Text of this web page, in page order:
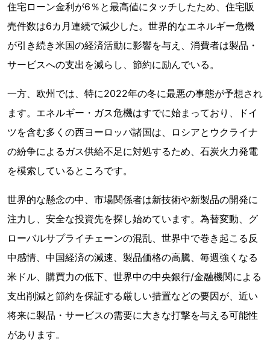
住宅ローン金利が6％と最高値にタッチしたため、住宅販
売件数は6カ月連続で減少した。世界的なエネルギー危機
が引き続き米国の経済活動に影響を与え、消費者は製品・
サービスへの支出を減らし、節約に励んでいる。
一方、欧州では、特に2022年の冬に最悪の事態が予想され
ます。エネルギー・ガス危機はすでに始まっており、ドイ
ツを含む多くの西ヨーロッパ諸国は、ロシアとウクライナ
の紛争によるガス供給不足に対処するため、石炭火力発電
を模索しているところです。
世界的な懸念の中、市場関係者は新技術や新製品の開発に
注力し、安全な投資先を探し始めています。為替変動、グ
ローバルサプライチェーンの混乱、世界中で巻き起こる反
中感情、中国経済の減速、製品価格の高騰、毎週強くなる
米ドル、購買力の低下、世界中の中央銀行/金融機関による
支出削減と節約を保証する厳しい措置などの要因が、近い
将来に製品・サービスの需要に大きな打撃を与える可能性
があります。